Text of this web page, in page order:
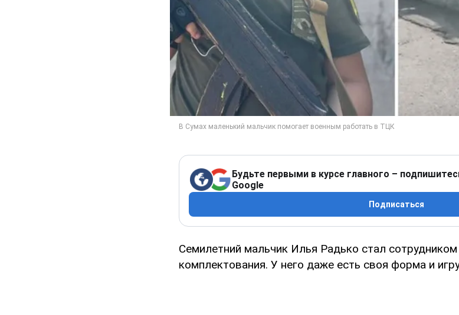
Будьте первыми в курсе главного –
Google
Подписаться
Семилетний мальчик Илья Радько стал
комплектования. У него даже есть своя форма и